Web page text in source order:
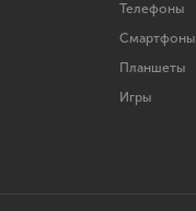
Телефоны
Смартфоны
Планшеты
Игры